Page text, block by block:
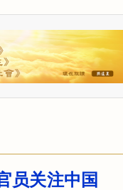
员关注中国